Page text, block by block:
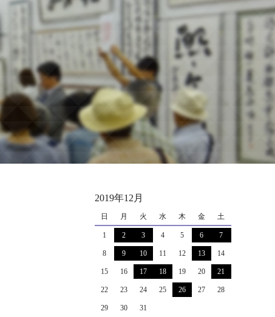
2019年12月
日 月 火 水 木 金 土
1 2 3 4 5 6 7
8 9 10 11 12 13 14
15 16 17 18 19 20 21
22 23 24 25 26 27 28
29 30 31